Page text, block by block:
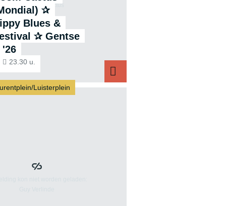
✰
Blues &
✰ Gentse
'26
23.30 u.
Luisterplein